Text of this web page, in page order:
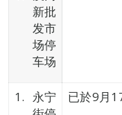
新批
发市
场停
车场
永宁
已於9月